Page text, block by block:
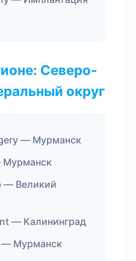
Северо-
округ
— Мурманск
Мурманск
— Великий
— Калининград
— Мурманск